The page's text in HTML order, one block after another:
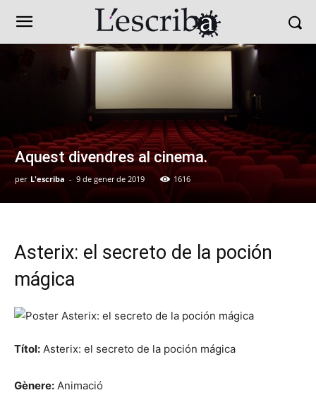
Aquest divendres al cinema.
per L'escriba - 9 de gener de 2019 1616
Asterix: el secreto de la poción
mágica
Títol: Asterix: el secreto de la poción mágica
Gènere: Animació